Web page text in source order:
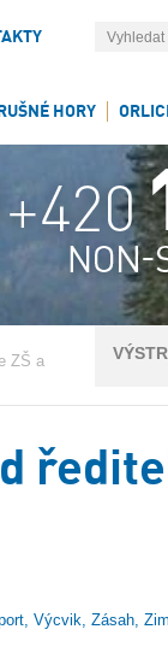
HORY
ZŠ a
Výcvik, Zásah,